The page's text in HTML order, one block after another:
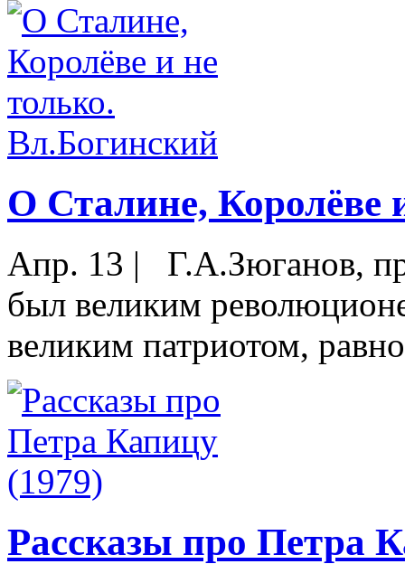
О Сталине, Королёве
Апр. 13 |
Г.А.Зюганов,
был великим
великим патриотом,
Рассказы про Петра